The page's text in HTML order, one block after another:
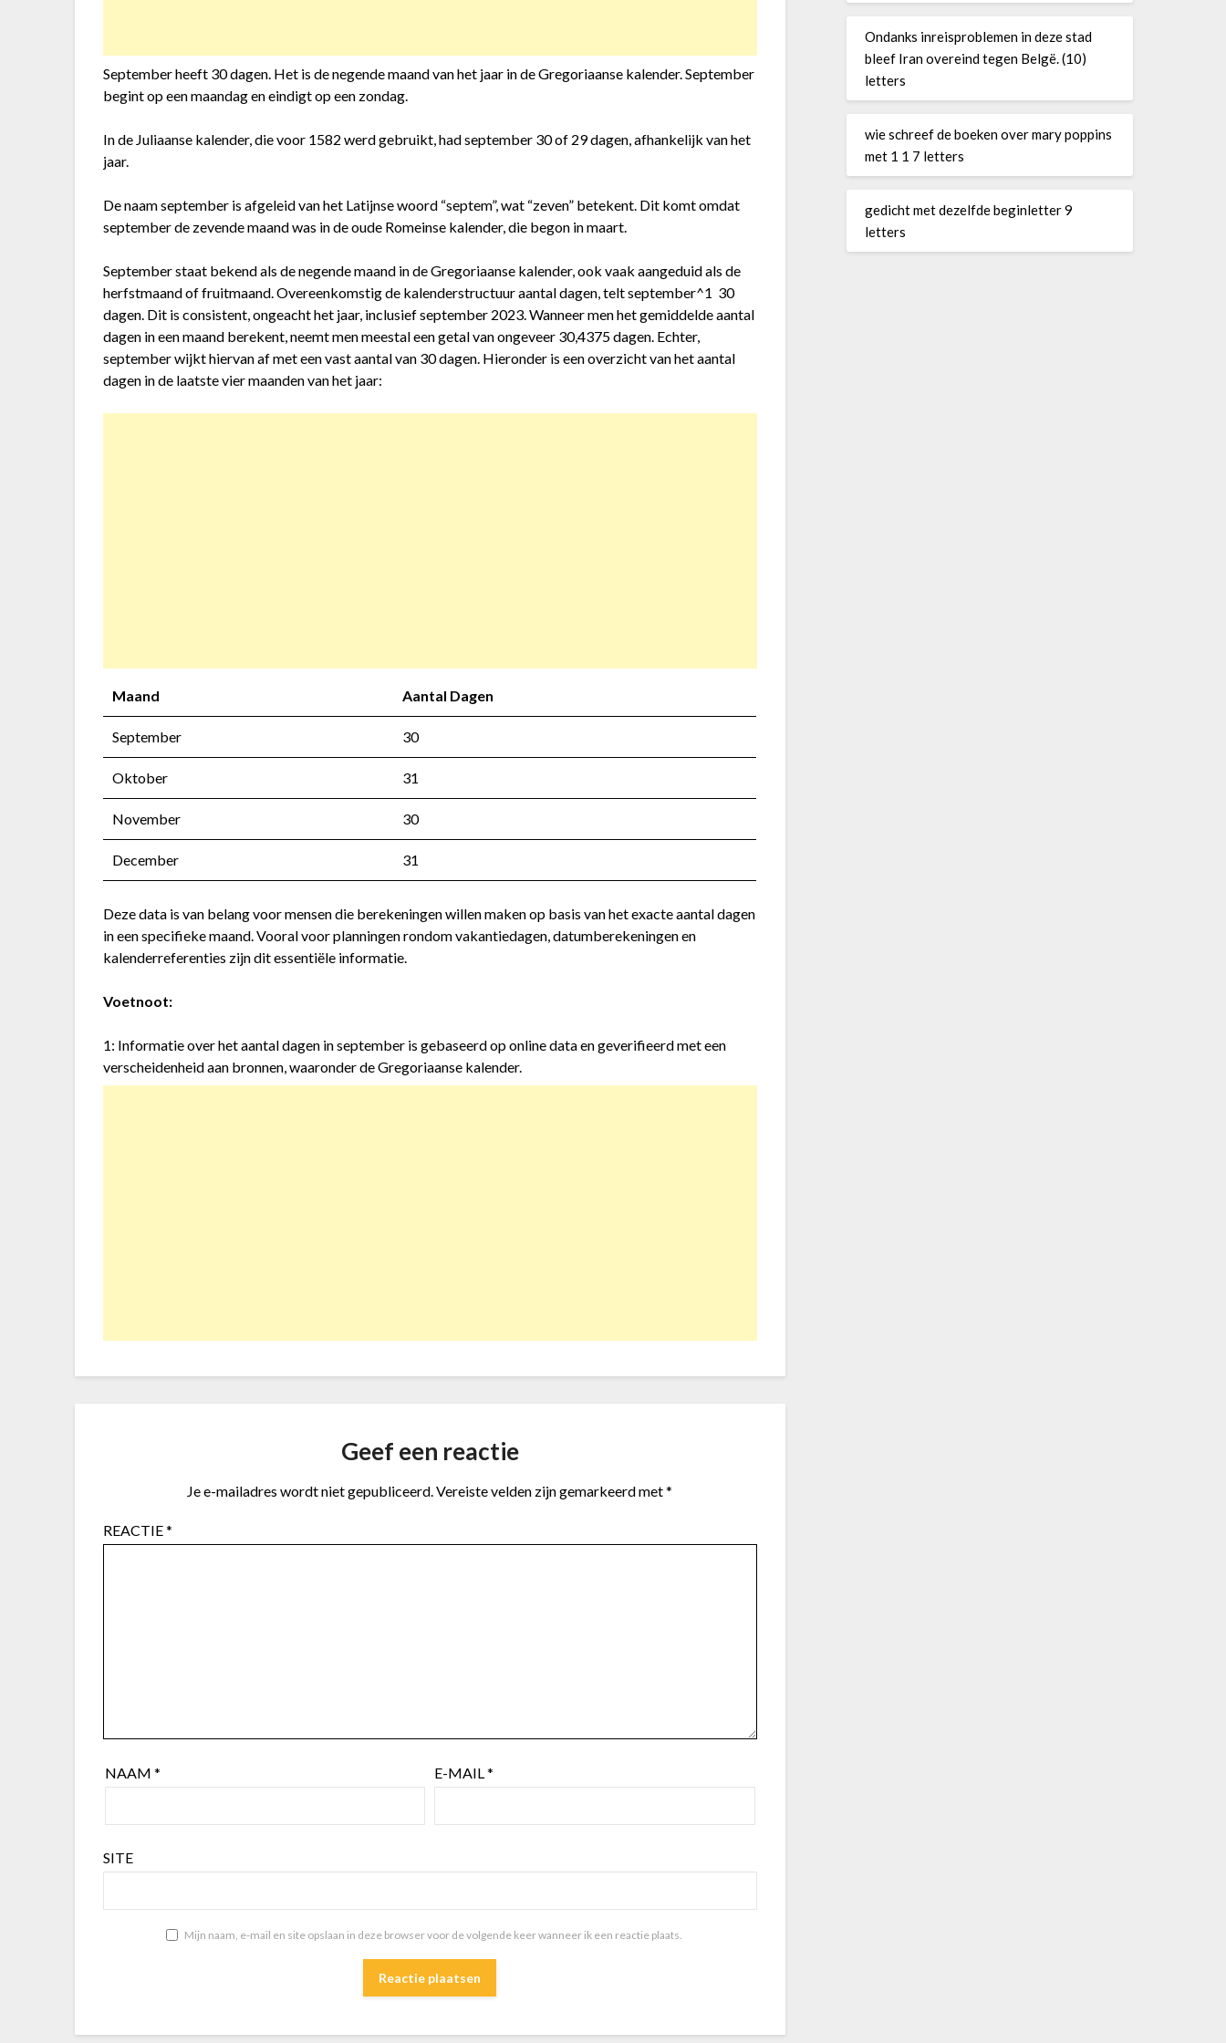
September heeft 30 dagen. Het is de negende maand van het jaar in de Gregoriaanse kalender. September
begint op een maandag en eindigt op een zondag.
In de Juliaanse kalender, die voor 1582 werd gebruikt, had september 30 of 29 dagen, afhankelijk van het
jaar.
De naam september is afgeleid van het Latijnse woord “septem”, wat “zeven” betekent. Dit komt omdat
september de zevende maand was in de oude Romeinse kalender, die begon in maart.
September staat bekend als de negende maand in de Gregoriaanse kalender, ook vaak aangeduid als de
herfstmaand of fruitmaand. Overeenkomstig de kalenderstructuur aantal dagen, telt september^1 ​ 30
dagen. Dit is consistent, ongeacht het jaar, inclusief september 2023. Wanneer men het gemiddelde aantal
dagen in een maand berekent, neemt men meestal een getal van ongeveer 30,4375 dagen. Echter,
september wijkt hiervan af met een vast aantal van 30 dagen. Hieronder is een overzicht van het aantal
dagen in de laatste vier maanden van het jaar:
Maand Aantal Dagen
September 30
Oktober 31
November 30
December 31
Deze data is van belang voor mensen die berekeningen willen maken op basis van het exacte aantal dagen
in een specifieke maand. Vooral voor planningen rondom vakantiedagen, datumberekeningen en
kalenderreferenties zijn dit essentiële informatie.
Voetnoot:
1: Informatie over het aantal dagen in september is gebaseerd op online data en geverifieerd met een
verscheidenheid aan bronnen, waaronder de Gregoriaanse kalender.
Geef een reactie
Je e-mailadres wordt niet gepubliceerd.Vereiste velden zijn gemarkeerd met*
REACTIE*
NAAM* E-MAIL*
SITE
Mijn naam, e-mail en site opslaan in deze browser voor de volgende keer wanneer ik een reactie plaats.
Ondanks inreisproblemen in deze stad
bleef Iran overeind tegen Belgë. (10)
letters
wie schreef de boeken over mary poppins
met 1 1 7 letters
gedicht met dezelfde beginletter 9
letters